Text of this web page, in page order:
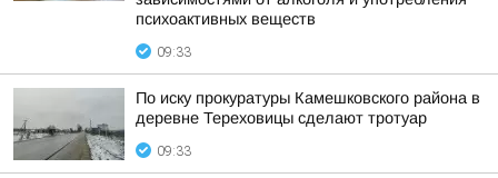
психоактивных веществ
09:33
По иску прокуратуры Камешковского района в
деревне Тереховицы сделают тротуар
09:33